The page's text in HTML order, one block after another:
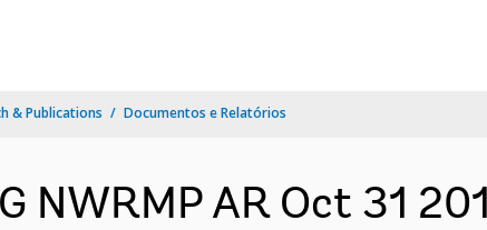
& Publications Documentos e Relatórios
NWRMP AR Oct 31